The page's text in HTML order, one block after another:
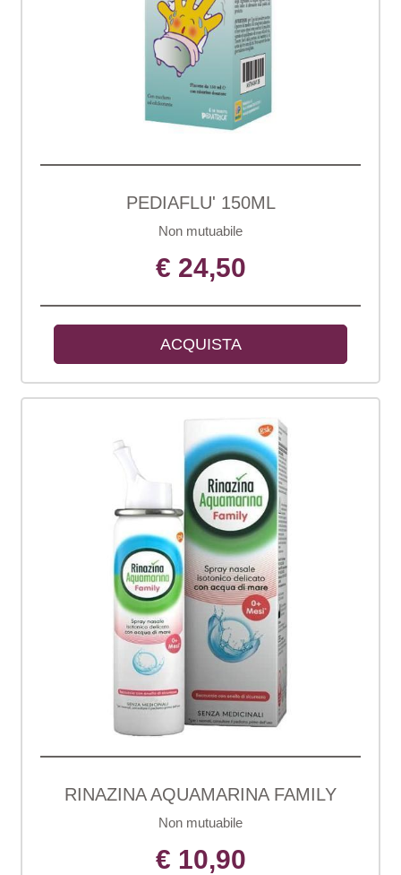
PEDIAFLU' 150ML
Non mutuabile
€ 24,50
ACQUISTA
RINAZINA AQUAMARINA FAMILY
Non mutuabile
€ 10,90